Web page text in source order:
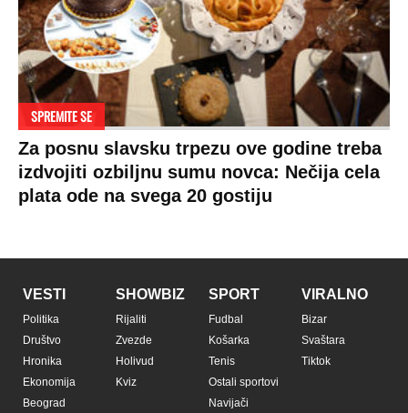
SPREMITE SE
Za posnu slavsku trpezu ove godine treba
izdvojiti ozbiljnu sumu novca: Nečija cela
plata ode na svega 20 gostiju
VESTI
Politika
Društvo
Hronika
Ekonomija
Beograd
SHOWBIZ
Rijaliti
Zvezde
Holivud
Kviz
SPORT
Fudbal
Košarka
Tenis
Ostali sportovi
Navijači
VIRALNO
Bizar
Svaštara
Tiktok